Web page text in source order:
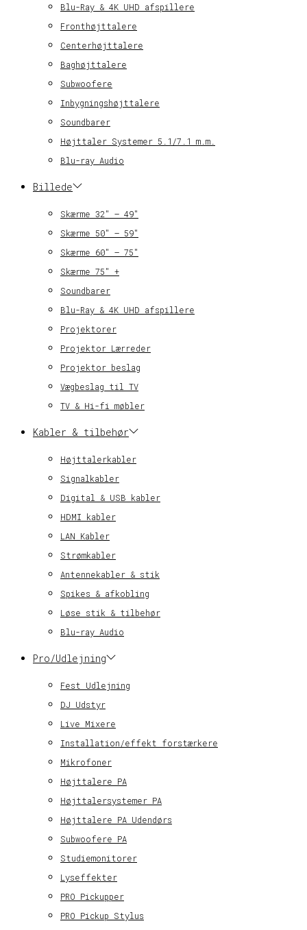
Blu-Ray & 4K UHD afspillere
Fronthøjttalere
Centerhøjttalere
Baghøjttalere
Subwoofere
Inbygningshøjttalere
Soundbarer
Højttaler Systemer 5.1/7.1 m.m.
Blu-ray Audio
Billede
Skærme 32″ – 49″
Skærme 50″ – 59″
Skærme 60″ – 75″
Skærme 75″ +
Soundbarer
Blu-Ray & 4K UHD afspillere
Projektorer
Projektor Lærreder
Projektor beslag
Vægbeslag til TV
TV & Hi-fi møbler
Kabler & tilbehør
Højttalerkabler
Signalkabler
Digital & USB kabler
HDMI kabler
LAN Kabler
Strømkabler
Antennekabler & stik
Spikes & afkobling
Løse stik & tilbehør
Blu-ray Audio
Pro/Udlejning
Fest Udlejning
DJ Udstyr
Live Mixere
Installation/effekt forstærkere
Mikrofoner
Højttalere PA
Højttalersystemer PA
Højttalere PA Udendørs
Subwoofere PA
Studiemonitorer
Lyseffekter
PRO Pickupper
PRO Pickup Stylus